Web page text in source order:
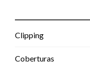
Clipping
Coberturas